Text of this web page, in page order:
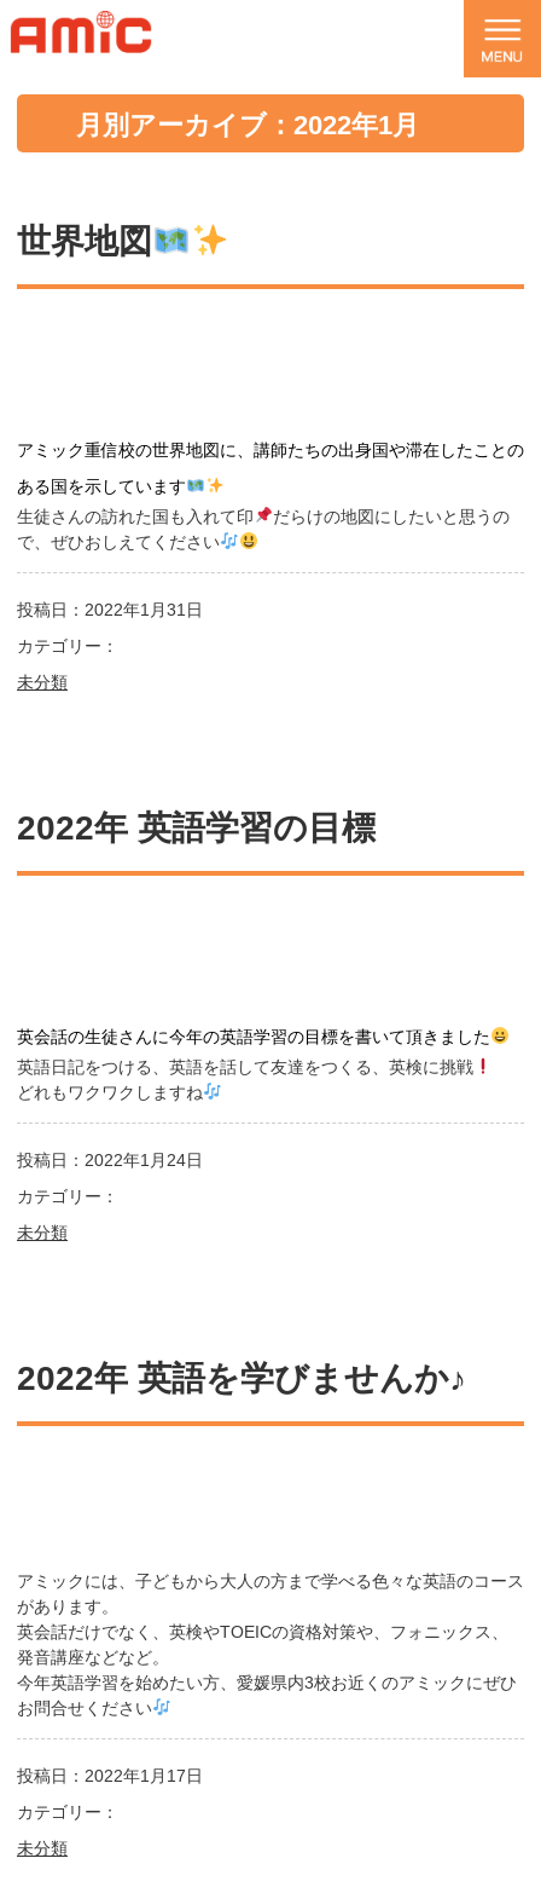
月別アーカイブ：2022年1月
世界地図
アミック重信校の世界地図に、講師たちの出身国や滞在したことの
ある国を示しています
生徒さんの訪れた国も入れて印
だらけの地図にしたいと思うの
で、ぜひおしえてください
投稿日：2022年1月31日
カテゴリー：
未分類
2022年 英語学習の目標
英会話の生徒さんに今年の英語学習の目標を書いて頂きました
英語日記をつける、英語を話して友達をつくる、英検に挑戦
どれもワクワクしますね
投稿日：2022年1月24日
カテゴリー：
未分類
2022年 英語を学びませんか♪
アミックには、子どもから大人の方まで学べる色々な英語のコース
があります。
英会話だけでなく、英検やTOEICの資格対策や、フォニックス、
発音講座などなど。
今年英語学習を始めたい方、愛媛県内3校お近くのアミックにぜひ
お問合せください
投稿日：2022年1月17日
カテゴリー：
未分類